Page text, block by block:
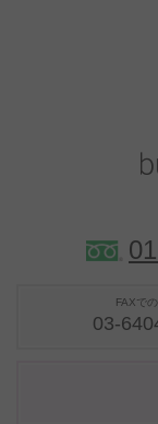
FAXで
03-